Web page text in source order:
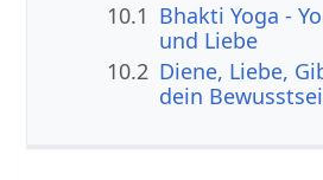
10.1 Bhakti Yoga -
und Liebe
10.2 Diene, Liebe,
dein